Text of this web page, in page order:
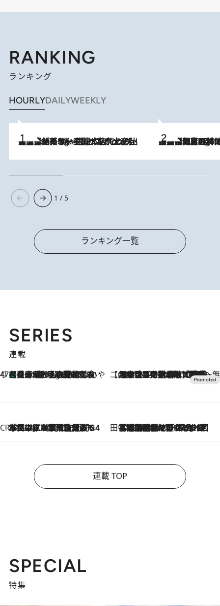
RANKING
ランキング
HOURLYDAILYWEEKLY
7 Hours Ago
【間違いのない王道・東京土産】資生堂パーラー 銀座本店でのみ出会える銘菓5選《極上プディング・濃厚チーズケーキ・ボンボンショコラほか》 7 Hours Ago
「最後に見られてよかった」上野動物園の東園パンダ舎が解体前に特別公開。8月16日まで延長されたパネル展と共に辿る“半世紀”のパンダ飼育《解体工事の図面あり》
1 / 5
ランキング一覧
SERIES
連載
47都道府県の手みやげ ひんやりスイーツで夏を満喫
7 Hours Ago
【兵庫県】この夏絶対食べたい 冷やしておいしいおやつ3選 淡路島の恵みをジェラートに集約 【CREA×星野リゾート】唯一無二。癒しと発見が待つ場所へ
2026.8.7
【トンボの足水浴】ヒノキの香りに包まれて涼感マックス！約13℃の湧水かけ流しを避暑地「星野温泉 トンボの湯」で体験
CREA'S CHOICE
2026.8.7
「立川にも歌舞伎があるんだよ」 片岡仁左衛門・市川中車ら豪華座組みで4年目の立川立飛歌舞伎へ 田中稲の勝手に再ブーム
2026.8.7
「湘南乃風に憧れて」観客大盛上がりの“タオル回し”に、ラッパー顔負けの高速歌唱まで…さだまさし（74）のアグレッシブすぎる現在地
連載 TOP
SPECIAL
特集